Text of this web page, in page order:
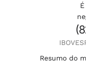
Resumo do